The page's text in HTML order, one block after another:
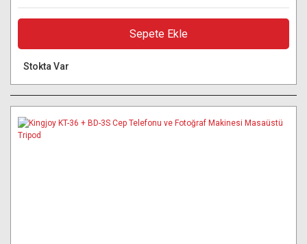
Sepete Ekle
Stokta Var